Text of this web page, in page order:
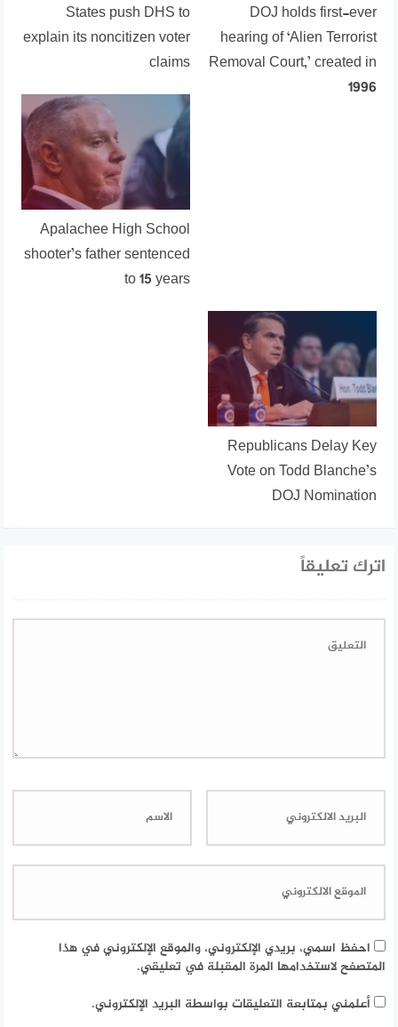
DOJ holds first-ever
hearing of ‘Alien Terrorist
Removal Court,’ created in
1996
States push DHS to
explain its noncitizen voter
claims
Apalachee High School
shooter’s father sentenced
to 15 years
Republicans Delay Key
Vote on Todd Blanche’s
DOJ Nomination
اترك تعليقاً
احفظ اسمي، بريدي الإلكتروني، والموقع الإلكتروني في هذا
المتصفح لاستخدامها المرة المقبلة في تعليقي.
أعلمني بمتابعة التعليقات بواسطة البريد الإلكتروني.